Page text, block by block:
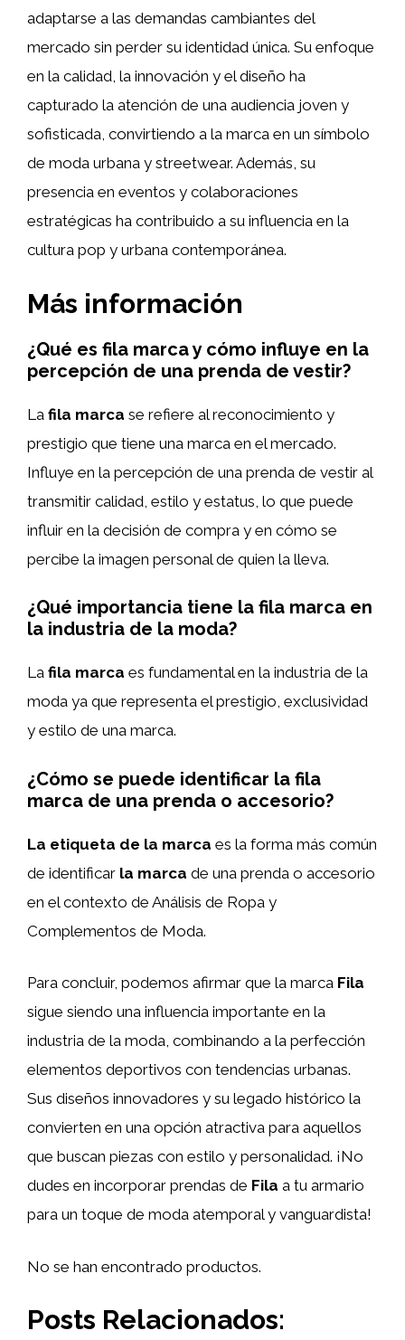
adaptarse a las demandas cambiantes del
mercado sin perder su identidad única. Su enfoque
en la calidad, la innovación y el diseño ha
capturado la atención de una audiencia joven y
sofisticada, convirtiendo a la marca en un símbolo
de moda urbana y streetwear. Además, su
presencia en eventos y colaboraciones
estratégicas ha contribuido a su influencia en la
cultura pop y urbana contemporánea.
Más información
¿Qué es fila marca y cómo influye en la
percepción de una prenda de vestir?
La fila marca se refiere al reconocimiento y
prestigio que tiene una marca en el mercado.
Influye en la percepción de una prenda de vestir al
transmitir calidad, estilo y estatus, lo que puede
influir en la decisión de compra y en cómo se
percibe la imagen personal de quien la lleva.
¿Qué importancia tiene la fila marca en
la industria de la moda?
La fila marca es fundamental en la industria de la
moda ya que representa el prestigio, exclusividad
y estilo de una marca.
¿Cómo se puede identificar la fila
marca de una prenda o accesorio?
La etiqueta de la marca es la forma más común
de identificar la marca de una prenda o accesorio
en el contexto de Análisis de Ropa y
Complementos de Moda.
Para concluir, podemos afirmar que la marca Fila
sigue siendo una influencia importante en la
industria de la moda, combinando a la perfección
elementos deportivos con tendencias urbanas.
Sus diseños innovadores y su legado histórico la
convierten en una opción atractiva para aquellos
que buscan piezas con estilo y personalidad. ¡No
dudes en incorporar prendas de Fila a tu armario
para un toque de moda atemporal y vanguardista!
No se han encontrado productos.
Posts Relacionados: